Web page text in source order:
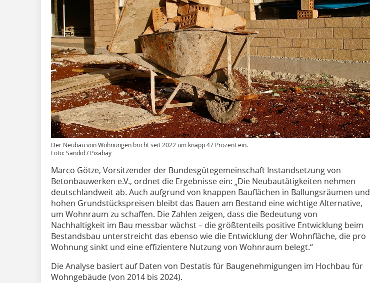
Der Neubau von Wohnungen bricht seit 2022 um knapp 47 Prozent ein.
Foto: Sandid / Pixabay
Marco Götze, Vorsitzender der Bundesgütegemeinschaft Instandsetzung von
Betonbauwerken e.V., ordnet die Ergebnisse ein: „Die Neubautätigkeiten nehmen
deutschlandweit ab. Auch aufgrund von knappen Bauflächen in Ballungsräumen und
hohen Grundstückspreisen bleibt das Bauen am Bestand eine wichtige Alternative,
um Wohnraum zu schaffen. Die Zahlen zeigen, dass die Bedeutung von
Nachhaltigkeit im Bau messbar wächst – die größtenteils positive Entwicklung beim
Bestandsbau unterstreicht das ebenso wie die Entwicklung der Wohnfläche, die pro
Wohnung sinkt und eine effizientere Nutzung von Wohnraum belegt.“
Die Analyse basiert auf Daten von Destatis für Baugenehmigungen im Hochbau für
Wohngebäude (von 2014 bis 2024).